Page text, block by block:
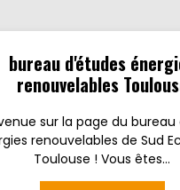
bureau d'études
renouvelables
sur la page du
renouvelables de Sud
Toulouse ! Vous êtes...